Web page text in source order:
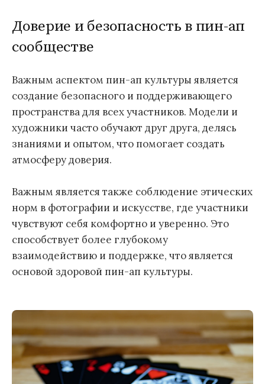
Доверие и безопасность в пин-ап
сообществе
Важным аспектом пин-ап культуры является
создание безопасного и поддерживающего
пространства для всех участников. Модели и
художники часто обучают друг друга, делясь
знаниями и опытом, что помогает создать
атмосферу доверия.
Важным является также соблюдение этических
норм в фотографии и искусстве, где участники
чувствуют себя комфортно и уверенно. Это
способствует более глубокому
взаимодействию и поддержке, что является
основой здоровой пин-ап культуры.